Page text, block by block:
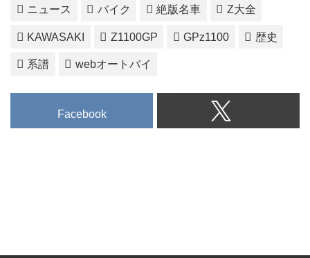
ニュース バイク 絶版名車 Z大全
KAWASAKI Z1100GP GPz1100 歴史
系譜 webオートバイ
Facebook